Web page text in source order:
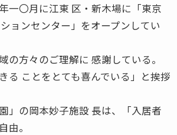
一〇月に江東 区・新木場に「東京
ョンセンター」をオープンしてい
の方々のご理解に 感謝している。
る ことをとても喜んでいる」と挨拶
」の岡本妙子施設 長は、「入居者
由。